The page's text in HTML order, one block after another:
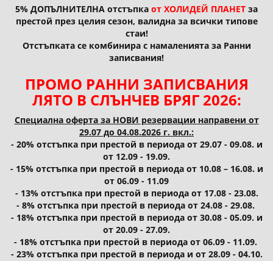
5% ДОПЪЛНИТЕЛНА отстъпка от ХОЛИДЕЙ ПЛАНЕТ за
престой през целия сезон, валидна за всички типове
стаи!
Отстъпката се комбинира с намаленията за Ранни
записвания!
ПРОМО РАННИ ЗАПИСВАНИЯ
ЛЯТО В СЛЪНЧЕВ БРЯГ 2026:
Специална оферта за НОВИ резервации направени от
29.07 до 04.08.2026 г. вкл.:
- 20% отстъпка при престой в периода от 29.07 - 09.08. и
от 12.09 - 19.09.
- 15% отстъпка при престой в периода от 10.08 – 16.08. и
от 06.09 - 11.09
- 13% отстъпка при престой в периода от 17.08 - 23.08.
- 8% отстъпка при престой в периода от 24.08 - 29.08.
- 18% отстъпка при престой в периода от 30.08 - 05.09. и
от 20.09 - 27.09.
- 18% отстъпка при престой в периода от 06.09 - 11.09.
- 23% отстъпка при престой в периода и от 28.09 - 04.10.